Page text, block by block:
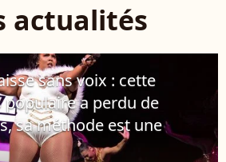
actualités
sans voix : cette
populaire a perdu de
sa méthode est une